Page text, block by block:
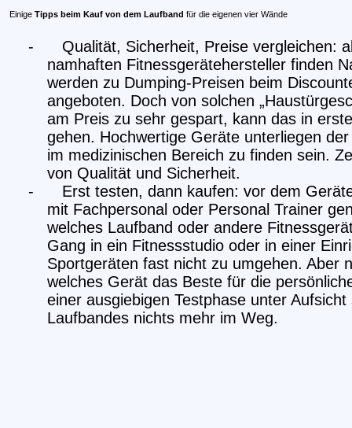
Einige Tipps beim Kauf von dem Laufband für die eigenen vier Wände
-
Qualität, Sicherheit, Preise vergleichen:
namhaften Fitnessgerätehersteller finden
werden zu Dumping-Preisen beim
angeboten. Doch von solchen
am Preis zu sehr gespart, kann das in
gehen. Hochwertige Geräte unterliegen
im medizinischen Bereich zu finden sein.
von Qualität und Sicherheit.
-
Erst testen, dann kaufen: vor dem
mit Fachpersonal oder Personal Trainer
welches Laufband oder andere
Gang in ein Fitnessstudio oder in einer
Sportgeräten fast nicht zu umgehen. Aber
welches Gerät das Beste für die
einer ausgiebigen Testphase unter
Laufbandes nichts mehr im Weg.